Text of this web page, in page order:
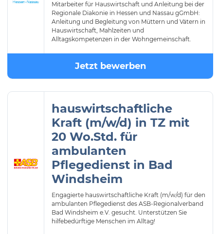
Mitarbeiter für Hauswirtschaft und Anleitung bei der
Regionale Diakonie in Hessen und Nassau gGmbH:
Anleitung und Begleitung von Müttern und Vätern in
Hauswirtschaft, Mahlzeiten und
Alltagskompetenzen in der Wohngemeinschaft.
Jetzt bewerben
hauswirtschaftliche
Kraft (m/w/d) in TZ mit
20 Wo.Std. für
ambulanten
Pflegedienst in Bad
Windsheim
Engagierte hauswirtschaftliche Kraft (m/w/d) für den
ambulanten Pflegedienst des ASB-Regionalverband
Bad Windsheim e.V. gesucht. Unterstützen Sie
hilfebedürftige Menschen im Alltag!